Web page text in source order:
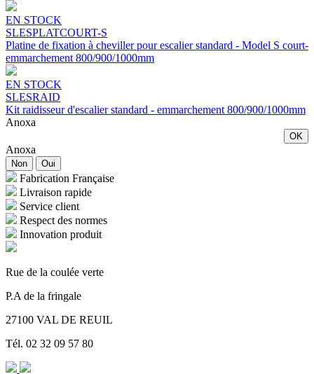
EN STOCK
SLESPLATCOURT-S
Platine de fixation à cheviller pour escalier standard - Model S court-
emmarchement 800/900/1000mm
EN STOCK
SLESRAID
Kit raidisseur d'escalier standard - emmarchement 800/900/1000mm
Anoxa
OK
Anoxa
Non Oui
Fabrication Française
Livraison rapide
Service client
Respect des normes
Innovation produit
Rue de la coulée verte
P.A de la fringale
27100 VAL DE REUIL
Tél. 02 32 09 57 80